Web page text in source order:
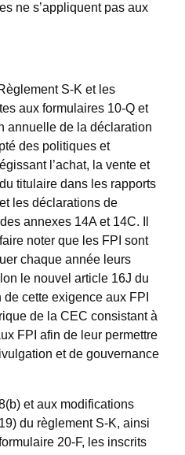
ne s’appliquent pas aux
S-K et les
aux formulaires 10-Q et
annuelle de la déclaration
des politiques et
l’achat, la vente et
titulaire dans les rapports
les déclarations de
annexes 14A et 14C. Il
noter que les FPI sont
chaque année leurs
le nouvel article 16J du
cette exigence aux FPI
de la CEC consistant à
FPI afin de leur permettre
et de gouvernance
et aux modifications
du règlement S-K, ainsi
20-F, les inscrits